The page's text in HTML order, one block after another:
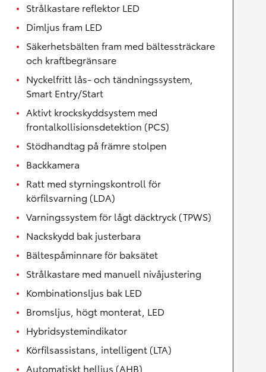
Strålkastare reflektor LED
Dimljus fram LED
Säkerhetsbälten fram med bältessträckare
och kraftbegränsare
Nyckelfritt lås- och tändningssystem,
Smart Entry/Start
Aktivt krockskyddsystem med
frontalkollisionsdetektion (PCS)
Stödhandtag på främre stolpen
Backkamera
Ratt med styrningskontroll för
körfilsvarning (LDA)
Varningssystem för lågt däcktryck (TPWS)
Nackskydd bak justerbara
Bältespåminnare för baksätet
Strålkastare med manuell nivåjustering
Kombinationsljus bak LED
Bromsljus, högt monterat, LED
Hybridsystemindikator
Körfilsassistans, intelligent (LTA)
Automatiskt helljus (AHB)